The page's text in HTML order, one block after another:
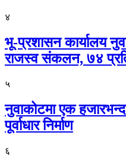
४
भू-प्रशासन कार्यालय
राजस्व संकलन, ७४
५
नुवाकोटमा एक
पूर्वाधार निर्माण
६